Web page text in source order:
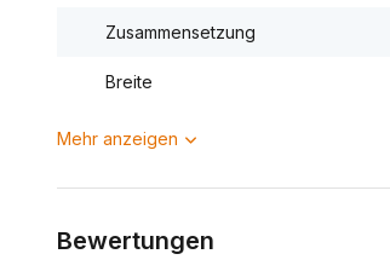
Zusammensetzung
Breite
Mehr anzeigen
Bewertungen